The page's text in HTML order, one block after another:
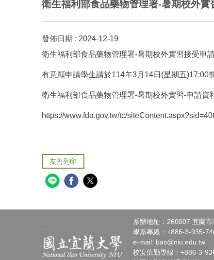
衛生福利部食品藥物管理署-暑期校外實
發佈日期 : 2024-12-19
衛生福利部食品藥物管理署-暑期校外實習接受申
有意願申請學生請於114年3月14日(星期五)17:00
衛生福利部食品藥物管理署-暑期校外實習-申請資
https://www.fda.gov.tw/tc/
友善列印
:::
系辦地址：260007 宜蘭
學系專線：+886-3-935-
e-mail: bas@niu.edu.tw
校安值勤專線：+886-3-